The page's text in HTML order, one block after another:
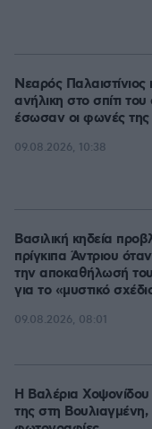
Νεαρός Παλαιστίνιος
ανήλικη στο σπίτι
έσωσαν οι φωνές της
09.08.2026, 10:38
Βασιλική κηδεία
πρίγκιπα Άντριου
την αποκαθήλωσή
για το «μυστικό
09.08.2026, 08:01
Η Βαλέρια Χοψονίδου
της στη Βουλιαγμένη,